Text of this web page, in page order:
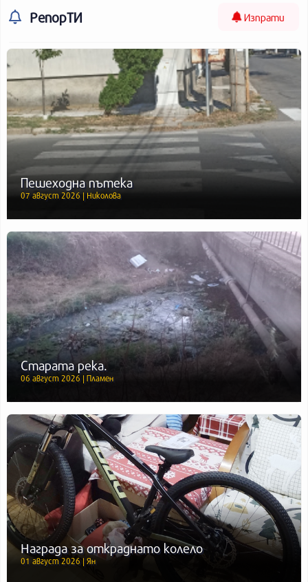
РепорТИ Изпрати
Пешеходна пътека
07 август 2026 | Николова
Старата река.
06 август 2026 | Пламен
Награда за откраднато колело
01 август 2026 | Ян